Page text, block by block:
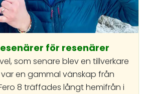
för resenärer
som senare blev en tillverkare
en gammal vänskap från
8 träffades långt hemifrån i